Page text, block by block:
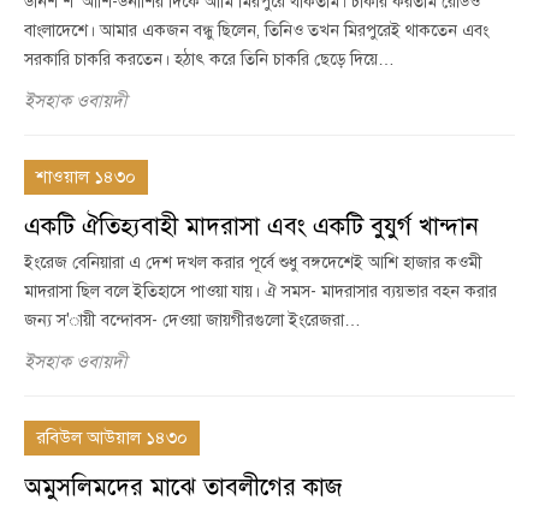
বাংলাদেশে। আমার একজন বন্ধু ছিলেন, তিনিও তখন মিরপুরেই থাকতেন এবং
সরকারি চাকরি করতেন। হঠাৎ করে তিনি চাকরি ছেড়ে দিয়ে…
ইসহাক ওবায়দী
শাওয়াল ১৪৩০
একটি ঐতিহ্যবাহী মাদরাসা এবং একটি বুযুর্গ খান্দান
ইংরেজ বেনিয়ারা এ দেশ দখল করার পূর্বে শুধু বঙ্গদেশেই আশি হাজার কওমী
মাদরাসা ছিল বলে ইতিহাসে পাওয়া যায়। ঐ সমস- মাদরাসার ব্যয়ভার বহন করার
জন্য স'ায়ী বন্দোবস- দেওয়া জায়গীরগুলো ইংরেজরা…
ইসহাক ওবায়দী
রবিউল আউয়াল ১৪৩০
অমুসলিমদের মাঝে তাবলীগের কাজ